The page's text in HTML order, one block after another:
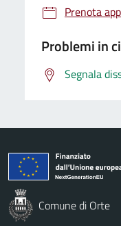
Prenota
Problemi in
Segnala
Comune di Orte